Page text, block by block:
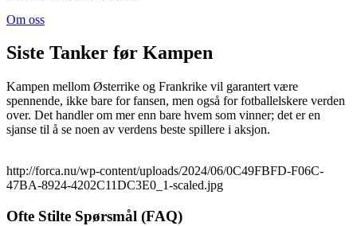
Om oss
Siste Tanker før Kampen
Kampen mellom Østerrike og Frankrike vil garantert være
spennende, ikke bare for fansen, men også for fotballelskere verden
over. Det handler om mer enn bare hvem som vinner; det er en
sjanse til å se noen av verdens beste spillere i aksjon.
http://forca.nu/wp-content/uploads/2024/06/0C49FBFD-F06C-
47BA-8924-4202C11DC3E0_1-scaled.jpg
Ofte Stilte Spørsmål (FAQ)